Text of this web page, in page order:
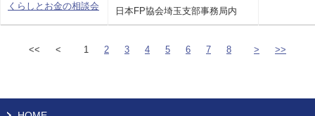
くらしとお金の相談会
日本FP協会埼玉支部事務局内
<< < 1 2 3 4 5 6 7 8 > >>